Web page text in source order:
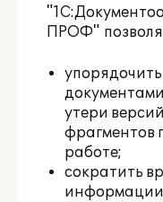
Сравнение
ПРОФ"
утери
фрагментов
работе;
сократить
информации